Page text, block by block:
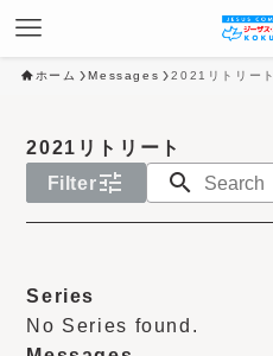
ホーム Messages 2021リトリート
2021リトリート
Filtertune search
o
y
e
Series
No Series found.